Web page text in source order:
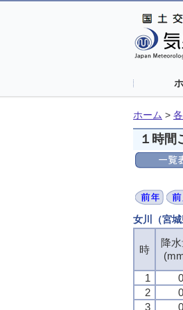
ホーム >
１時間
女川（宮
時
降
1
2
3
時
降
1
2
3
時
降
1
2
3
時
降
1
2
3